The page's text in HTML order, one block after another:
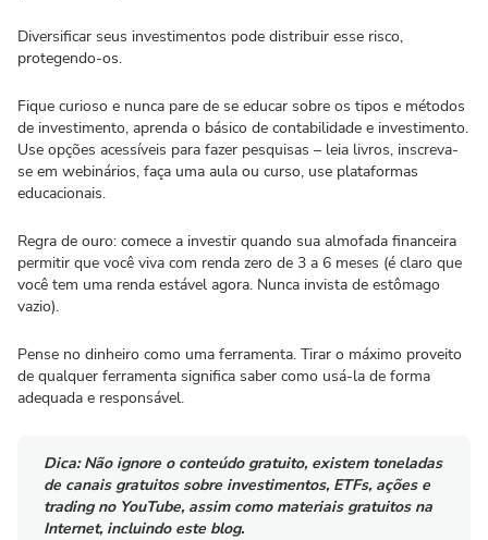
Diversificar seus investimentos pode distribuir esse risco,
protegendo-os.
Fique curioso e nunca pare de se educar sobre os tipos e métodos
de investimento, aprenda o básico de contabilidade e investimento.
Use opções acessíveis para fazer pesquisas – leia livros, inscreva-
se em webinários, faça uma aula ou curso, use plataformas
educacionais.
Regra de ouro: comece a investir quando sua almofada financeira
permitir que você viva com renda zero de 3 a 6 meses (é claro que
você tem uma renda estável agora. Nunca invista de estômago
vazio).
Pense no dinheiro como uma ferramenta. Tirar o máximo proveito
de qualquer ferramenta significa saber como usá-la de forma
adequada e responsável.
Dica:Não ignore o conteúdo gratuito, existem toneladas
de canais gratuitos sobre investimentos, ETFs, ações e
trading no YouTube, assim como materiais gratuitos na
Internet, incluindo este blog.